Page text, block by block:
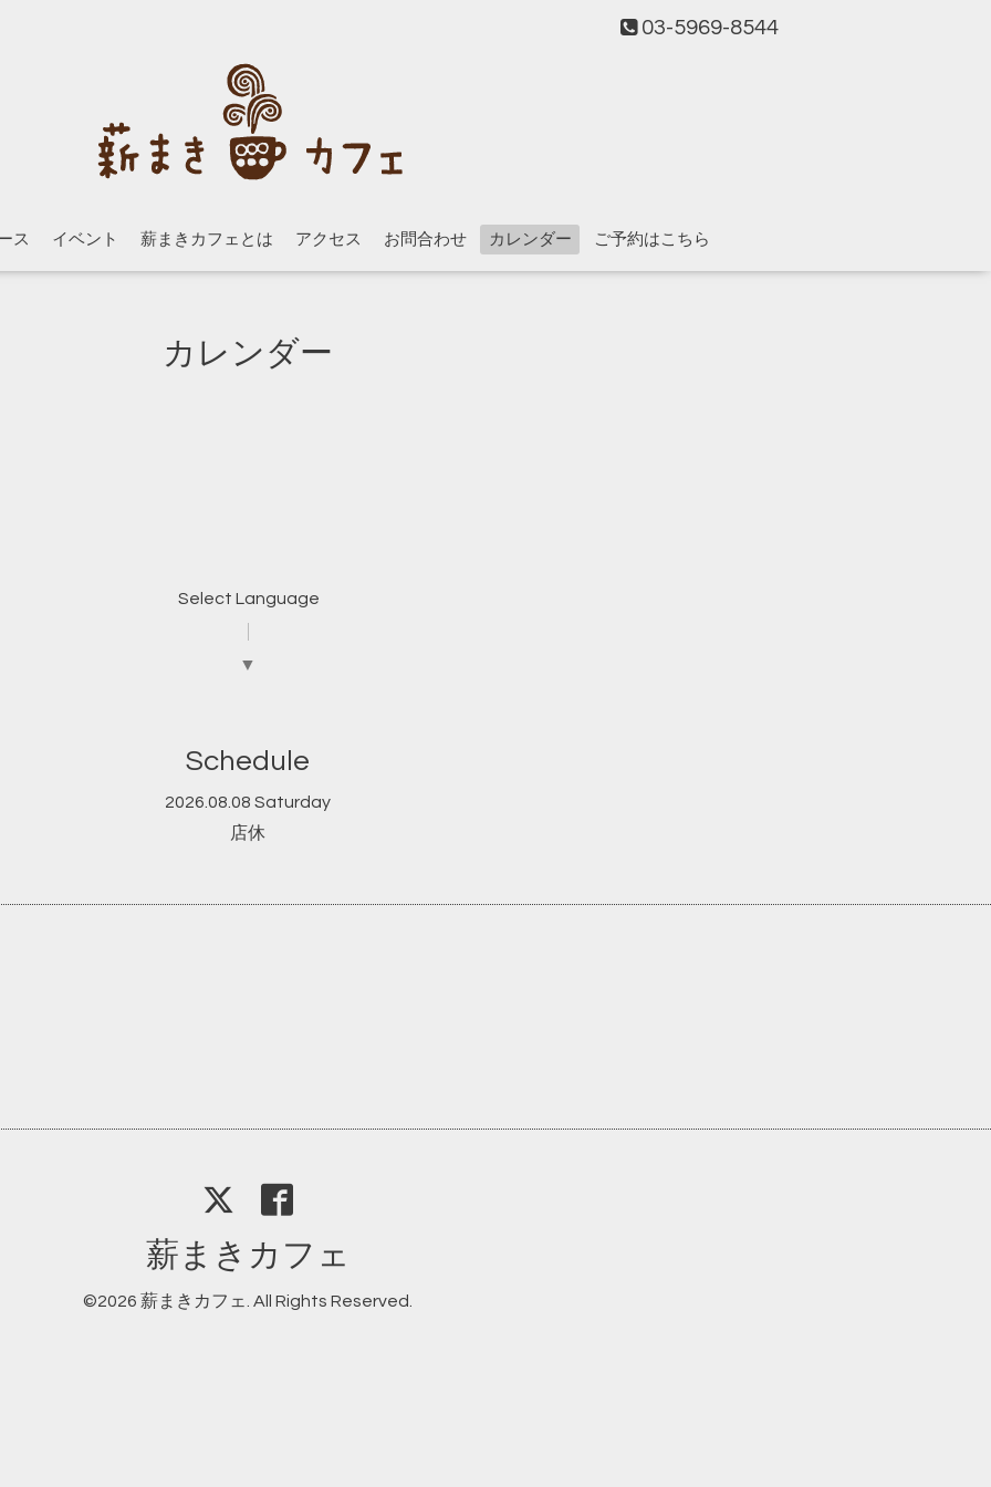
03-5969-8544
ス イベント 薪まきカフェとは アクセス お問合わせ カレンダー ご予約はこちら
カレンダー
Select Language
▼
Schedule
2026.08.08 Saturday
店休
薪まきカフェ
©2026 薪まきカフェ . All Rights Reserved.